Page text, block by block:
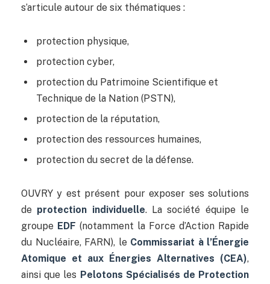
s’articule autour de six thématiques :
protection physique,
protection cyber,
protection du Patrimoine Scientifique et
Technique de la Nation (PSTN),
protection de la réputation,
protection des ressources humaines,
protection du secret de la défense.
OUVRY y est présent pour exposer ses solutions
de protection individuelle. La société équipe le
groupe EDF (notamment la Force d’Action Rapide
du Nucléaire, FARN), le Commissariat à l’Énergie
Atomique et aux Énergies Alternatives (CEA),
ainsi que les Pelotons Spécialisés de Protection